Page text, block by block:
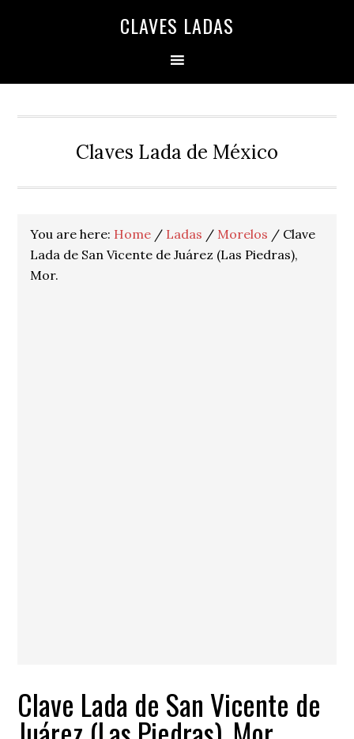
CLAVES LADAS
Claves Lada de México
You are here: Home / Ladas / Morelos / Clave
Lada de San Vicente de Juárez (Las Piedras),
Mor.
Clave Lada de San Vicente de